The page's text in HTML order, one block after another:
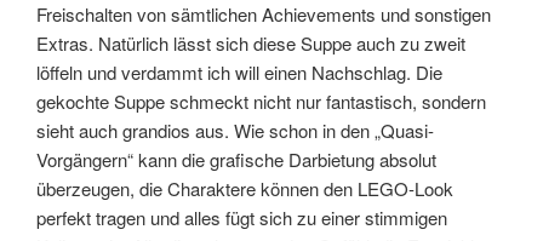
Freischalten von sämtlichen Achievements und sonstigen
Extras. Natürlich lässt sich diese Suppe auch zu zweit
löffeln und verdammt ich will einen Nachschlag. Die
gekochte Suppe schmeckt nicht nur fantastisch, sondern
sieht auch grandios aus. Wie schon in den „Quasi-
Vorgängern“ kann die grafische Darbietung absolut
überzeugen, die Charaktere können den LEGO-Look
perfekt tragen und alles fügt sich zu einer stimmigen